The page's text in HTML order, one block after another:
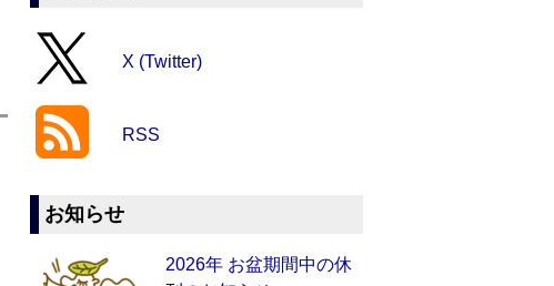
X (Twitter)
RSS
お知らせ
2026年 お盆期間中の休